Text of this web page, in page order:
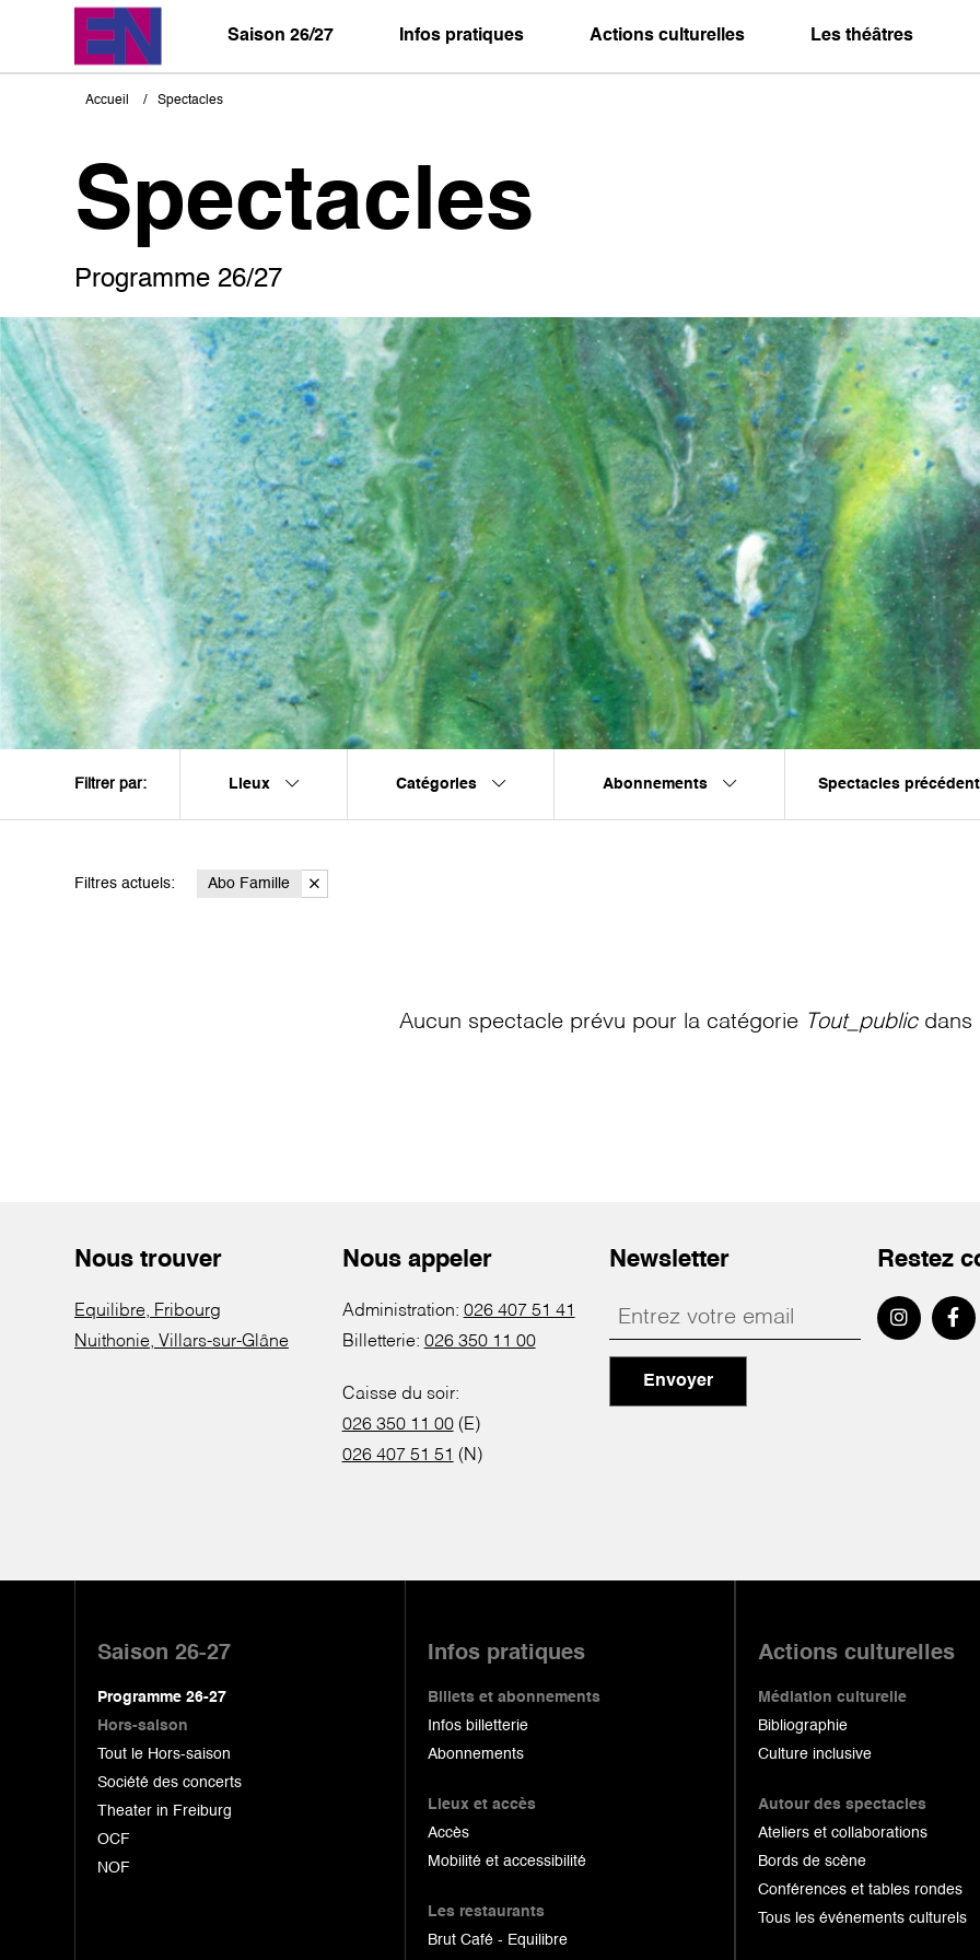
Saison 26/27 Infos pratiques Actions culturelles Les théâtres
Fil
Accueil Spectacles
Spectacles
Programme 26/27
Filtrer par: Lieux Catégories Abonnements Spectacles
Filtres actuels: Abo Famille
Aucun spectacle prévu pour la catégorie Tout_publicdans
Nous trouver
Equilibre, Fribourg
Nuithonie, Villars-sur-Glâne
Nous appeler
Administration: 026 407 51 41
Billetterie: 026 350 11 00
Caisse du soir:
026 350 11 00(E)
026 407 51 51 (N)
Newsletter
Envoyer
Restez
Saison 26-27
Programme 26-27
Hors-saison
Tout le Hors-saison
Société des concerts
Theater in Freiburg
OCF
NOF
Infos pratiques
Billets et abonnements
Infos billetterie
Abonnements
Lieux et accès
Accès
Mobilité et accessibilité
Les restaurants
Brut Café - Equilibre
Actions culturelles
Médiation culturelle
Bibliographie
Culture inclusive
Autour des spectacles
Ateliers et collaborations
Bords de scène
Conférences et tables rondes
Tous les événements culturels